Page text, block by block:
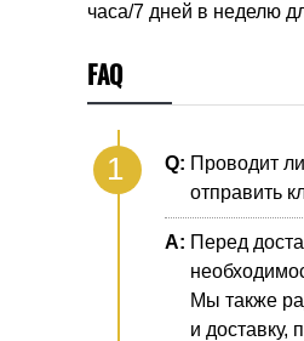
часа/7 дней в неделю
FAQ
Проводит
отправить
Перед
Мы также
и доставку,